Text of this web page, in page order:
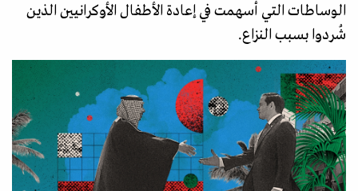
الوساطات التي أسهمت في إعادة الأطفال الأوكرانيين الذين
شُردوا بسبب النزاع.